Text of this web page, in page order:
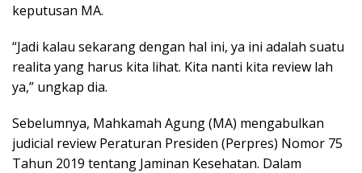
keputusan MA.
“Jadi kalau sekarang dengan hal ini, ya ini adalah suatu
realita yang harus kita lihat. Kita nanti kita review lah
ya,” ungkap dia.
Sebelumnya, Mahkamah Agung (MA) mengabulkan
judicial review Peraturan Presiden (Perpres) Nomor 75
Tahun 2019 tentang Jaminan Kesehatan. Dalam